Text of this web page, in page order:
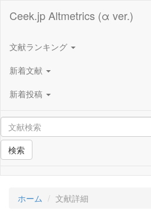
Ceek.jp Altmetrics (α ver.)
文献ランキング
新着文献
新着投稿
検索
ホーム 文献詳細